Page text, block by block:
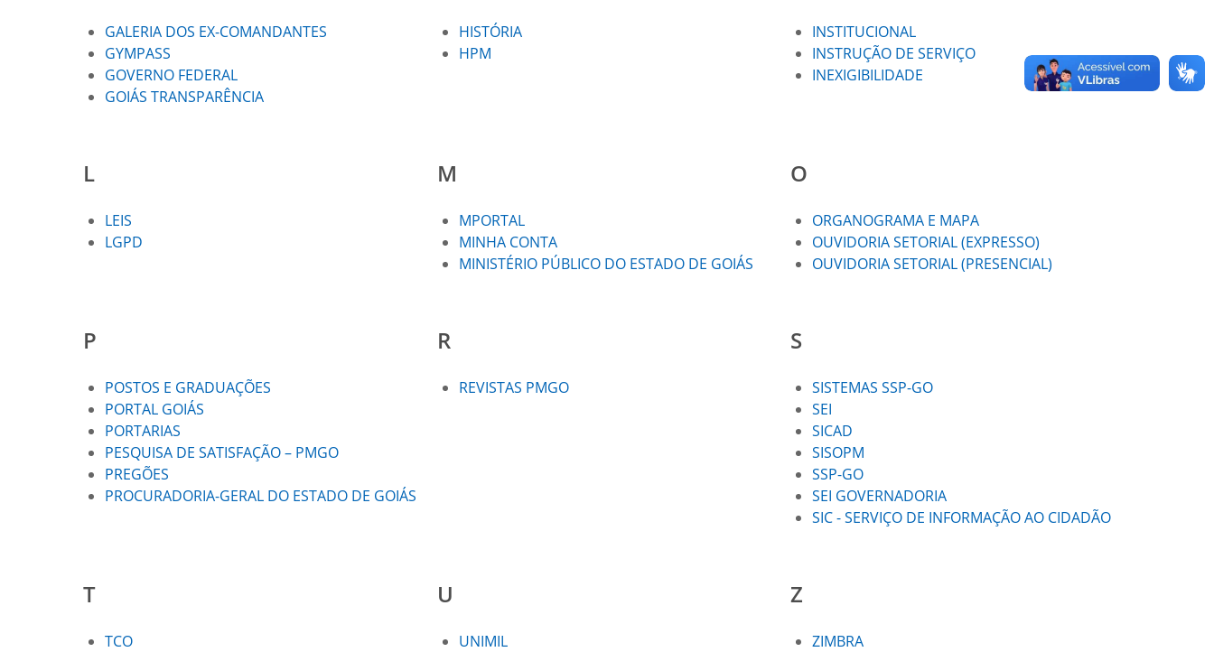
GALERIA DOS EX-COMANDANTES
GYMPASS
GOVERNO FEDERAL
GOIÁS TRANSPARÊNCIA
HISTÓRIA
HPM
INSTITUCIONAL
INSTRUÇÃO DE SERVIÇO
INEXIGIBILIDADE
L
LEIS
LGPD
M
MPORTAL
MINHA CONTA
MINISTÉRIO PÚBLICO DO ESTADO DE GOIÁS
O
ORGANOGRAMA E MAPA
OUVIDORIA SETORIAL (EXPRESSO)
OUVIDORIA SETORIAL (PRESENCIAL)
P
POSTOS E GRADUAÇÕES
PORTAL GOIÁS
PORTARIAS
PESQUISA DE SATISFAÇÃO – PMGO
PREGÕES
PROCURADORIA-GERAL DO ESTADO DE GOIÁS
R
REVISTAS PMGO
S
SISTEMAS SSP-GO
SEI
SICAD
SISOPM
SSP-GO
SEI GOVERNADORIA
SIC - SERVIÇO DE INFORMAÇÃO AO CIDADÃO
T
TCO
U
UNIMIL
Z
ZIMBRA